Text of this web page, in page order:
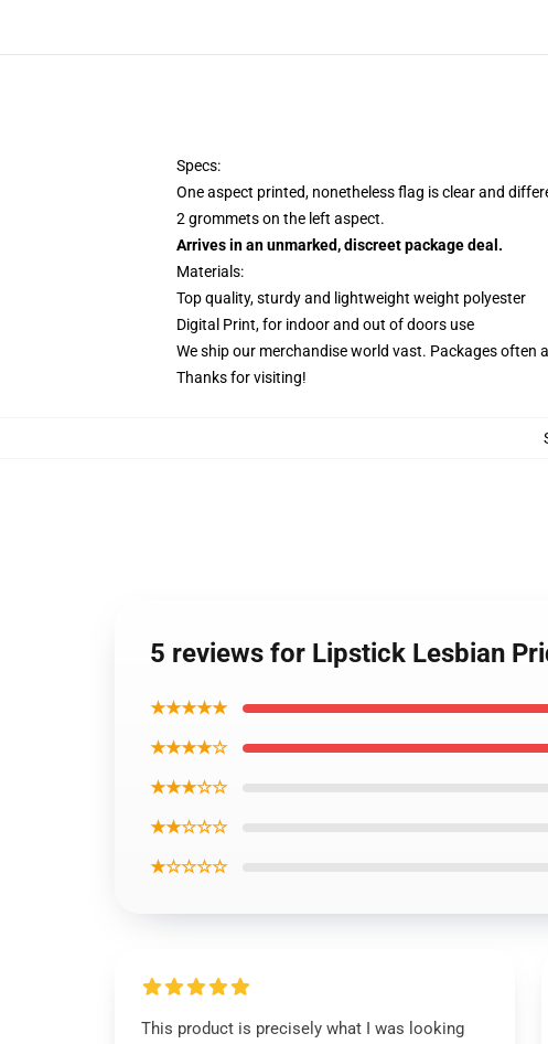
Specs:
One aspect printed, nonetheless flag is clear and
2 grommets on the left aspect.
Arrives in an unmarked, discreet package deal.
Materials:
Top quality, sturdy and lightweight weight polyester
Digital Print, for indoor and out of doors use
We ship our merchandise world vast. Packages often
Thanks for visiting!
5 reviews for Lipstick Lesbian
★★★★★
★★★★☆
★★★☆☆
★★☆☆☆
★☆☆☆☆
This product is precisely what I was looking